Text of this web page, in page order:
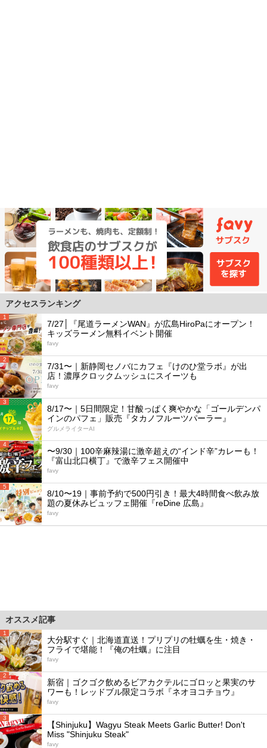
アクセスランキング
1
7/27│『尾道ラーメンWAN』が広島HiroPaにオープン！
キッズラーメン無料イベント開催
favy
2
7/31〜｜新静岡セノバにカフェ『けのひ堂ラボ』が出
店！濃厚クロックムッシュにスイーツも
favy
3
8/17〜｜5日間限定！甘酸っぱく爽やかな「ゴールデンパ
インのパフェ」販売『タカノフルーツパーラー』
グルメライターAI
4
〜9/30｜100辛麻辣湯に激辛超えの“インド辛”カレーも！
『富山北口横丁』で激辛フェス開催中
favy
5
8/10〜19｜事前予約で500円引き！最大4時間食べ飲み放
題の夏休みビュッフェ開催『reDine 広島』
favy
オススメ記事
1
大分駅すぐ｜北海道直送！プリプリの牡蠣を生・焼き・
フライで堪能！『俺の牡蠣』に注目
favy
2
新宿｜ゴクゴク飲めるビアカクテルにゴロッと果実のサ
ワーも！レッドブル限定コラボ『ネオヨコチョウ』
favy
3
【Shinjuku】Wagyu Steak Meets Garlic Butter! Don't
Miss "Shinjuku Steak"
favy